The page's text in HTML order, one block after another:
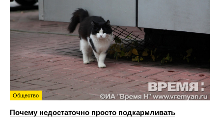
Общество
Почему недостаточно просто подкармливать